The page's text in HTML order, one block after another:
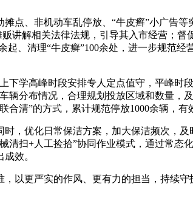
、非机动车乱停放、“牛皮癣”小广告等
讲解相关法律法规，引导其入市经营；督
、清理“牛皮癣”100余处，进一步规范经
学高峰时段安排专人定点值守，平峰时
辆分布情况，合理规划投放区域和数量，
清”的方式，累计规范停放1000余辆，有
，优化日常保洁方案，加大保洁频次，及
扫+人工捡拾”协同作业模式，通过常态
效。
以更严实的作风、更有力的担当，持续守